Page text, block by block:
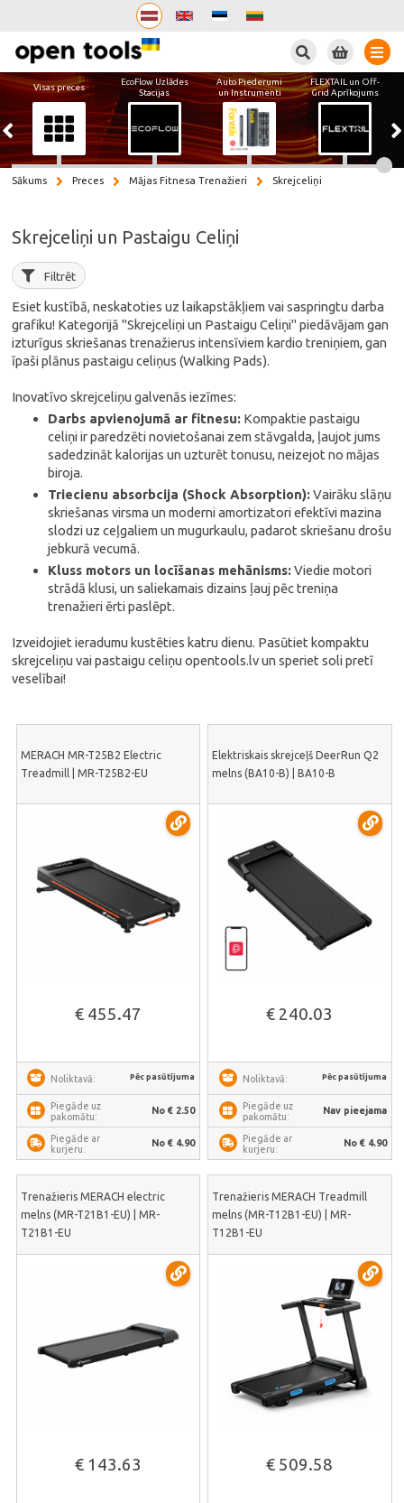
Visas preces
EcoFlow Uzlādes
Stacijas
Auto Piederumi
un Instrumenti
FLEXTAIL un Off-
Grid Aprīkojums
Sākums Preces Mājas Fitnesa Trenažieri Skrejceliņi
Skrejceliņi un Pastaigu Celiņi
Filtrēt
Esiet kustībā, neskatoties uz laikapstākļiem vai saspringtu darba
grafiku! Kategorijā "Skrejceliņi un Pastaigu Celiņi" piedāvājam gan
izturīgus skriešanas trenažierus intensīviem kardio treniņiem, gan
īpaši plānus pastaigu celiņus (Walking Pads).
Inovatīvo skrejceliņu galvenās iezīmes:
Darbs apvienojumā ar fitnesu: Kompaktie pastaigu
celiņi ir paredzēti novietošanai zem stāvgalda, ļaujot jums
sadedzināt kalorijas un uzturēt tonusu, neizejot no mājas
biroja.
Triecienu absorbcija (Shock Absorption):Vairāku slāņu
skriešanas virsma un moderni amortizatori efektīvi mazina
slodzi uz ceļgaliem un mugurkaulu, padarot skriešanu drošu
jebkurā vecumā.
Kluss motors un locīšanas mehānisms:Viedie motori
strādā klusi, un saliekamais dizains ļauj pēc treniņa
trenažieri ērti paslēpt.
Izveidojiet ieradumu kustēties katru dienu. Pasūtiet kompaktu
skrejceliņu vai pastaigu celiņu opentools.lv un speriet soli pretī
veselībai!
MERACH MR-T25B2 Electric
Treadmill | MR-T25B2-EU
€ 455.47
Noliktavā: Pēc pasūtījuma
Piegāde uz
pakomātu:
No € 2.50
Piegāde ar
kurjeru:
No € 4.90
Elektriskais skrejceļš DeerRun Q2
melns (BA10-B) | BA10-B
€ 240.03
Noliktavā: Pēc pasūtījuma
Piegāde uz
pakomātu:
Nav pieejama
Piegāde ar
kurjeru:
No € 4.90
Trenažieris MERACH electric
melns (MR-T21B1-EU) | MR-
T21B1-EU
€ 143.63
Trenažieris MERACH Treadmill
melns (MR-T12B1-EU) | MR-
T12B1-EU
€ 509.58